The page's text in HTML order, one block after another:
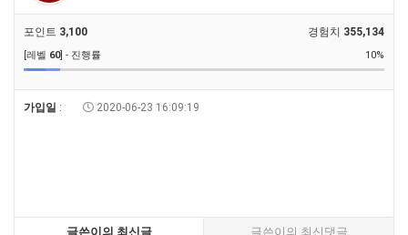
포인트 3,100 경험치 355,134
[레벨 60] - 진행률 10%
가입일 : 2020-06-23 16:09:19
글쓴이의 최신글 글쓴이의 최신댓글